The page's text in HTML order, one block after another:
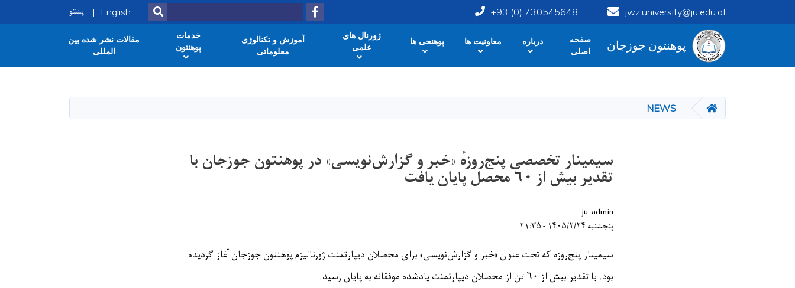
content
پوهنتون جوزجان
jwz.university@ju.edu.af
+93 (0) 730545648
Facebook
Search
SEARCH
English پښتو
Main navigation
پوهنتون جوزجان
صفحه
اصلی
درباره معاونیت ها پوهنحی ها
ژورنال های
علمی
آموزش و تکنالوژی
معلوماتی
خدمات
پوهنتون
مقالات نشر شده بین
المللی
HOME
NEWS
سیمینار تخصصی پنج‌روزهٔ «خبر ‌و گزارش‌نویسی» در پوهنتون جوزجان با
تقدیر بیش از ۶۰ محصل پایان یافت
ju_admin
پنجشنبه ۱۴۰۵/۲/۲۴ - ۲۱:۳۵
سیمینار پنج‌روزه که تحت عنوان «خبر و گزارش‌نویسی» برای محصلان دیپارتمنت ژورنالیزم پوهنتون جوزجان آغاز گردیده
بود، با تقدیر بیش از ۶۰تن از محصلان دیپارتمنت‌ یادشده موفقانه به پایان رسید.